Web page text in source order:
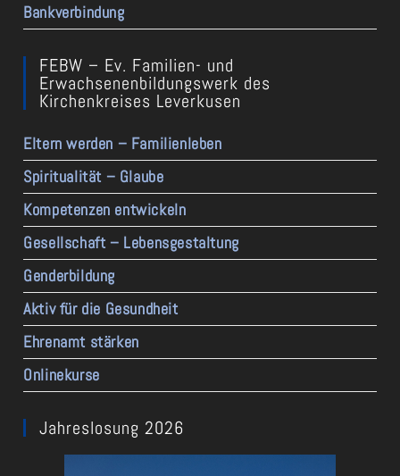
Bankverbindung
FEBW – Ev. Familien- und
Erwachsenenbildungswerk des
Kirchenkreises Leverkusen
Eltern werden – Familienleben
Spiritualität – Glaube
Kompetenzen entwickeln
Gesellschaft – Lebensgestaltung
Genderbildung
Aktiv für die Gesundheit
Ehrenamt stärken
Onlinekurse
Jahreslosung 2026